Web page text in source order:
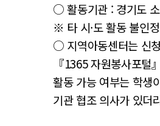
○ 활동기관 : 경기도
※ 타 시·도 활동 불인정
○ 지역아동센터는 신
『1365 자원봉사포
활동 가능 여부는 학생
기관 협조 의사가 있더